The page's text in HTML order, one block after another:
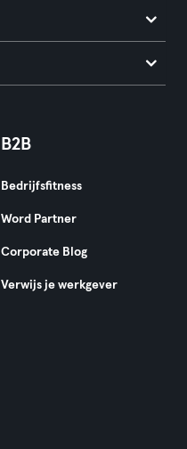
B2B
Bedrijfsfitness
Word Partner
Corporate Blog
Verwijs je werkgever